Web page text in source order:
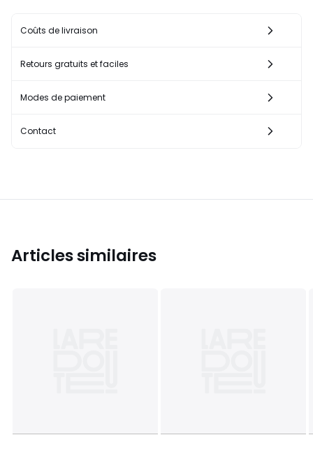
Coûts de livraison
Retours gratuits et faciles
Modes de paiement
Contact
Articles similaires